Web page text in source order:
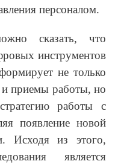
персоналом.
сказать, что
инструментов
не только
и приемы работы, но
работы с
появление новой
Исходя из этого,
является